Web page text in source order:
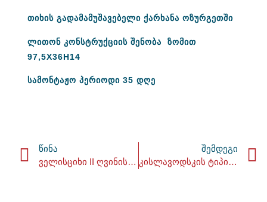
თიხის გადამამუშავებელი ქარხანა ოზურგეთში
ლითონ კონსტრუქციის შენობა ზომით
97,5X36H14
სამონტაჟო პერიოდი 35 დღე
ᲬᲘᲜᲐ
ველისციხი II ღვინის ხარხანა
ᲨᲔᲛᲓᲔᲒᲘ
კისლავოდსკის ტიპის მოდული